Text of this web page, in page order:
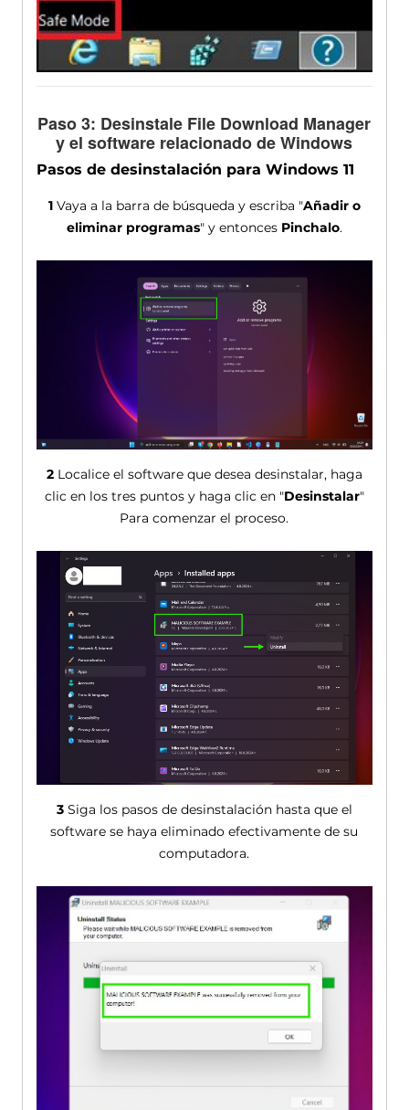
Paso 3: Desinstale File Download Manager
y el software relacionado de Windows
Pasos de desinstalación para Windows 11
1Vaya a la barra de búsqueda y escriba "Añadir o
eliminar programas" y entonces Pinchalo.
2Localice el software que desea desinstalar, haga
clic en los tres puntos y haga clic en "Desinstalar"
Para comenzar el proceso.
3Siga los pasos de desinstalación hasta que el
software se haya eliminado efectivamente de su
computadora.